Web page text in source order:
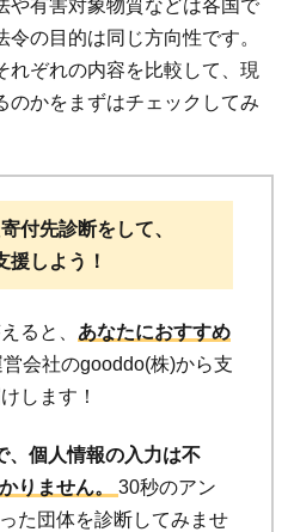
や有害対象物質などは各国で
の目的は同じ方向性です。
れぞれの内容を比較して、現
のかをまずはチェックしてみ
付先診断をして、
援しよう！
ると、 あなたにおすすめ
営会社のgooddo(株)から支
します！
、個人情報の入力は不
りません。 30秒のアン
た団体を診断してみませ